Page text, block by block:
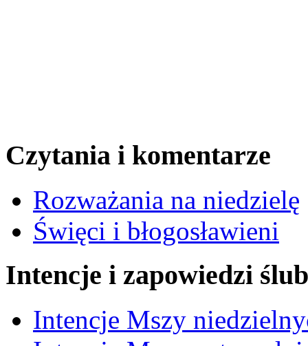
Czytania i komentarze
Rozważania na niedzielę
Święci i błogosławieni
Intencje i zapowiedzi
Intencje Mszy